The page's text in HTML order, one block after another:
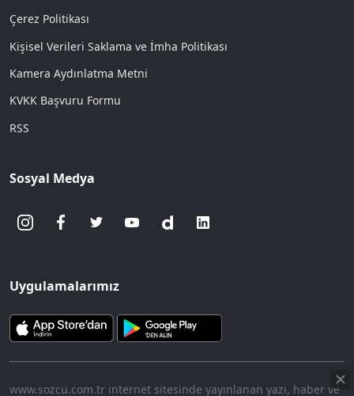
Çerez Politikası
Kişisel Verileri Saklama ve İmha Politikası
Kamera Aydınlatma Metni
KVKK Başvuru Formu
RSS
Sosyal Medya
Uygulamalarımız
www.sozcu.com.tr internet sitesinde yayınlanan yazı, haber ve